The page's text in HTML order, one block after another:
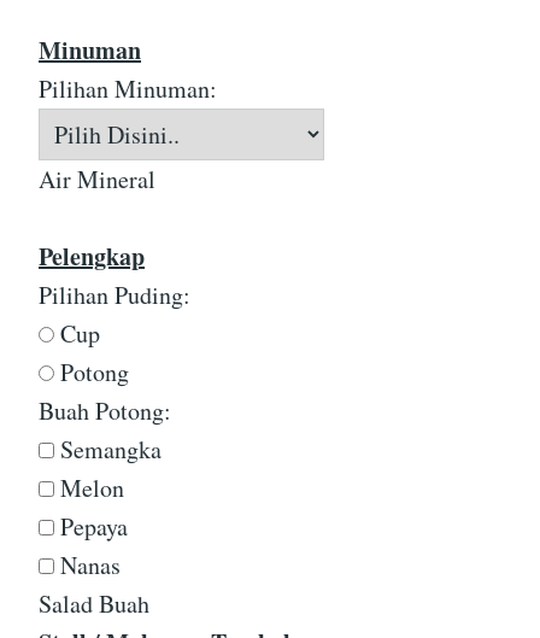
Minuman
Pilihan Minuman:
Air Mineral
Pelengkap
Pilihan Puding:
Cup
Potong
Buah Potong:
Semangka
Melon
Pepaya
Nanas
Salad Buah